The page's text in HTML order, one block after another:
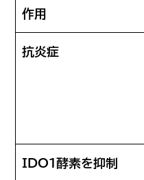
作用
抗炎症
IDO1酵素を抑制